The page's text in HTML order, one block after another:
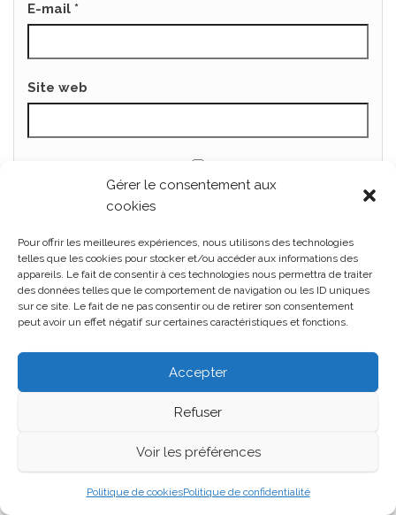
Gérer le consentement aux
cookies
Pour offrir les meilleures expériences, nous utilisons des technologies
telles que les cookies pour stocker et/ou accéder aux informations des
appareils. Le fait de consentir à ces technologies nous permettra de traiter
des données telles que le comportement de navigation ou les ID uniques
sur ce site. Le fait de ne pas consentir ou de retirer son consentement
peut avoir un effet négatif sur certaines caractéristiques et fonctions.
Accepter
Refuser
Voir les préférences
Politique de cookiesPolitique de confidentialité
E-mail *
Site web
Enregistrer mon nom, mon e-mail et mon site dans
le navigateur pour mon prochain commentaire.
Oui, ajoutez-moi à votre liste de diffusion.